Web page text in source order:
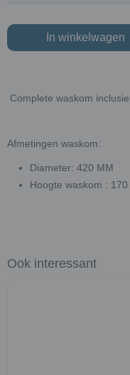
In winkelwagen
Complete waskom
Afmetingen waskom:
Diameter: 420 MM
Hoogte waskom : 170
Ook interessant